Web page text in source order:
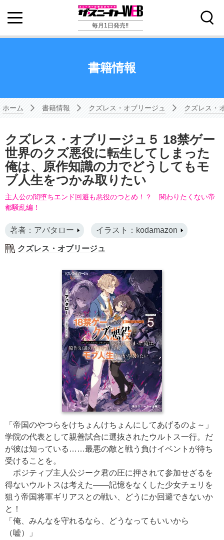
毎月1日発売!!
書籍情報
ホーム 書籍情報 クズレス・オブリージュ クズレス・
クズレス・オブリージュ５ 18禁ゲー
世界のクズ悪役に転生してしまった
俺は、原作知識の力でどうしてもモ
ブ人生をつかみ取りたい
主人公の闇堕ちエンド回避も悪役のつとめ！？ 関わりたくない帝
都騒乱編！
著者：アバタロー イラスト：kodamazon
クズレス・オブリージュ
「帝国のやつらをけちょんけちょんにしてあげるのよ～」
学院の代表として親善試合に選抜されたウルトス一行。だ
が彼は知っている……最悪の敵と戦う負けイベントが待ち
受けることを。
ポジティブ主人公ジーク君の圧に押されて参加せざるを
得ないウルトスは考えた――記憶をなくした少女チェリを
狙う帝国将軍ギリアスとの戦い、どうにか回避できないか
と！
「俺、みんなを守れるなら、どうなってもいいから
（嘘）」